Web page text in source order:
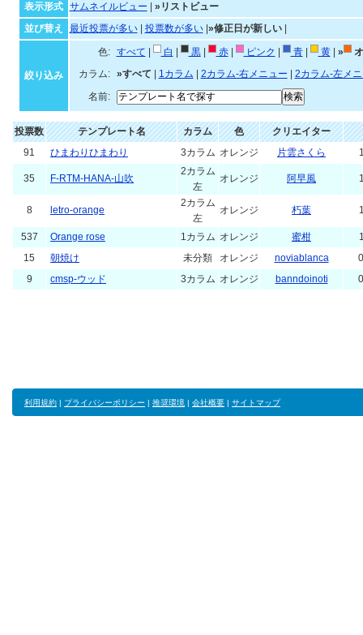
表示形式
サムネイルビュー
»リストビュー
並び替え
最近投票が多い| 投票数が多い| »修正日が新しい|
絞り込み
色: すべて 白 黒| 赤| ピンク 青| 黄| »
カラム:
»すべて 1カラム 2カラム-右メニュー
2カラム-左メ
名前:
投票数 テンプレート名 カラム 色
クリエイター
91
ひまわりひまわり 3カラム オレンジ 片雲さくら
35 F-RTM-HANA-山吹
2カラム
左
オレンジ 阿早風
8 letro-orange
2カラム
左
オレンジ 朽葉
537 Orange rose 1カラム オレンジ 蜜柑
15
朝焼け 未分類 オレンジ noviablanca
9
cmsp-ウッド 3カラム オレンジ banndoinoti
利用規約 | プライバシーポリシー | 推奨環境 | 会社概要 | サイトマップ